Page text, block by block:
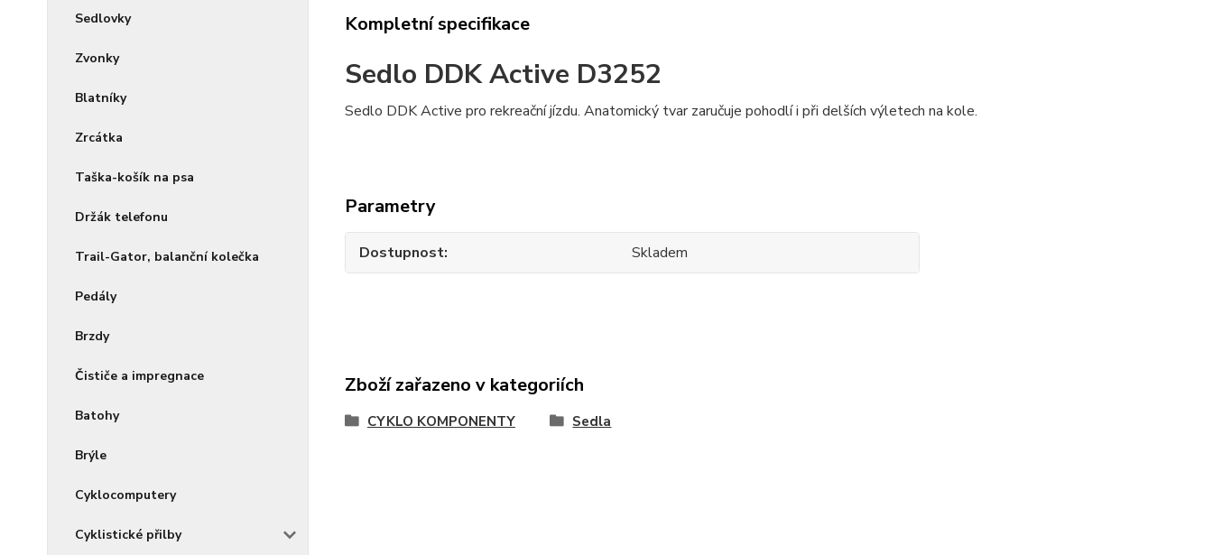
Sedlovky
Zvonky
Blatníky
Zrcátka
Taška-košík na psa
Držák telefonu
Trail-Gator, balanční kolečka
Pedály
Brzdy
Čističe a impregnace
Batohy
Brýle
Cyklocomputery
Cyklistické přilby
Kompletní specifikace
Sedlo DDK Active D3252
Sedlo DDK Active pro rekreační jízdu. Anatomický tvar zaručuje pohodlí i při delších výletech na kole.
Parametry
Dostupnost Skladem
Zboží zařazeno v kategoriích
CYKLO KOMPONENTY Sedla